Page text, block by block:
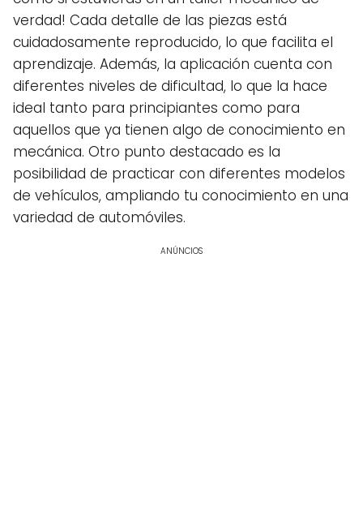
verdad! Cada detalle de las piezas está
cuidadosamente reproducido, lo que facilita el
aprendizaje. Además, la aplicación cuenta con
diferentes niveles de dificultad, lo que la hace
ideal tanto para principiantes como para
aquellos que ya tienen algo de conocimiento en
mecánica. Otro punto destacado es la
posibilidad de practicar con diferentes modelos
de vehículos, ampliando tu conocimiento en una
variedad de automóviles.
ANÚNCIOS